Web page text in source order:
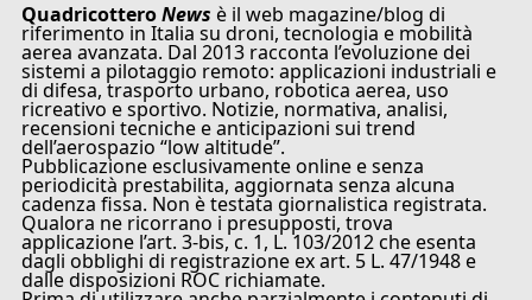
QuadricotteroNews è il web magazine/blog di
riferimento in Italia su droni, tecnologia e mobilità
aerea avanzata. Dal 2013 racconta l’evoluzione dei
sistemi a pilotaggio remoto: applicazioni industriali e
di difesa, trasporto urbano, robotica aerea, uso
ricreativo e sportivo. Notizie, normativa, analisi,
recensioni tecniche e anticipazioni sui trend
dell’aerospazio “low altitude”.
Pubblicazione esclusivamente online e senza
periodicità prestabilita, aggiornata senza alcuna
cadenza fissa. Non è testata giornalistica registrata.
Qualora ne ricorrano i presupposti, trova
applicazione l’art. 3-bis, c. 1, L. 103/2012 che esenta
dagli obblighi di registrazione ex art. 5 L. 47/1948 e
dalle disposizioni ROC richiamate.